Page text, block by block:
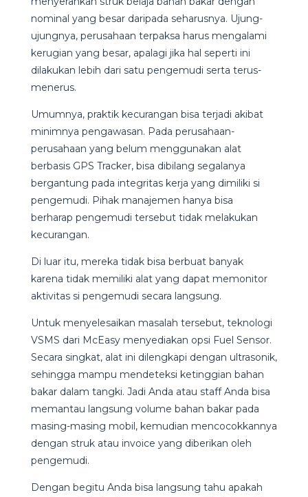
nominal yang besar daripada seharusnya. Ujung-
ujungnya, perusahaan terpaksa harus mengalami
kerugian yang besar, apalagi jika hal seperti ini
dilakukan lebih dari satu pengemudi serta terus-
menerus.
Umumnya, praktik kecurangan bisa terjadi akibat
minimnya pengawasan. Pada perusahaan-
perusahaan yang belum menggunakan alat
berbasis GPS Tracker, bisa dibilang segalanya
bergantung pada integritas kerja yang dimiliki si
pengemudi. Pihak manajemen hanya bisa
berharap pengemudi tersebut tidak melakukan
kecurangan.
Di luar itu, mereka tidak bisa berbuat banyak
karena tidak memiliki alat yang dapat memonitor
aktivitas si pengemudi secara langsung.
Untuk menyelesaikan masalah tersebut, teknologi
VSMS dari McEasy menyediakan opsi Fuel Sensor.
Secara singkat, alat ini dilengkapi dengan ultrasonik,
sehingga mampu mendeteksi ketinggian bahan
bakar dalam tangki. Jadi Anda atau staff Anda bisa
memantau langsung volume bahan bakar pada
masing-masing mobil, kemudian mencocokkannya
dengan struk atau invoice yang diberikan oleh
pengemudi.
Dengan begitu Anda bisa langsung tahu apakah